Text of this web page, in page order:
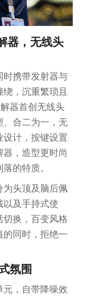
器，无线头
时携带发射器与
绕，沉重繁琐且
器首创无线头
、合二为一，无
计，按键设置
，造型更时尚
的特质。
为头顶及脑后佩
及手持式使
换，百变风格
同时，拒绝一
氛围
，自带降噪效